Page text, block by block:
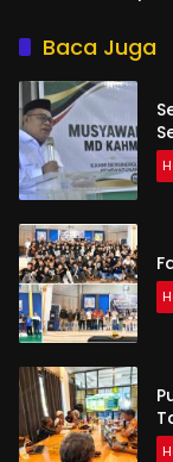
Baca Juga